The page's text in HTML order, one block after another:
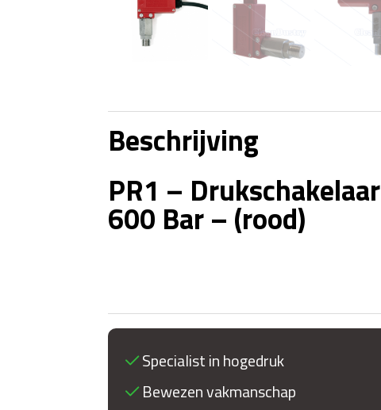
Beschrijving
PR1 –
600 Bar – (rood)
Specialist in hogedruk
Bewezen vakmanschap